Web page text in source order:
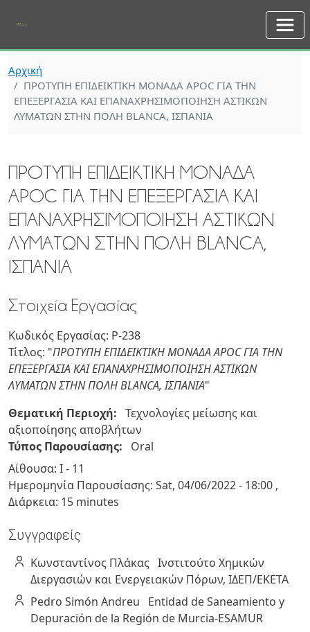
Αρχική
ΠΡΟΤΥΠΗ ΕΠΙΔΕΙΚΤΙΚΗ ΜΟΝΑΔΑ APOC ΓΙΑ ΤΗΝ
ΕΠΕΞΕΡΓΑΣΙΑ ΚΑΙ ΕΠΑΝΑΧΡΗΣΙΜΟΠΟΙΗΣΗ ΑΣΤΙΚΩΝ
ΛΥΜΑΤΩΝ ΣΤΗΝ ΠΟΛΗ BLANCA, ΙΣΠΑΝΙΑ
ΠΡΟΤΥΠΗ ΕΠΙΔΕΙΚΤΙΚΗ ΜΟΝΑΔΑ
APOC ΓΙΑ ΤΗΝ ΕΠΕΞΕΡΓΑΣΙΑ ΚΑΙ
ΕΠΑΝΑΧΡΗΣΙΜΟΠΟΙΗΣΗ ΑΣΤΙΚΩΝ
ΛΥΜΑΤΩΝ ΣΤΗΝ ΠΟΛΗ BLANCA,
ΙΣΠΑΝΙΑ
Στοιχεία Εργασίας
Κωδικός Εργασίας: P-238
Τίτλος: "ΠΡΟΤΥΠΗ ΕΠΙΔΕΙΚΤΙΚΗ ΜΟΝΑΔΑ APOC ΓΙΑ ΤΗΝ
ΕΠΕΞΕΡΓΑΣΙΑ ΚΑΙ ΕΠΑΝΑΧΡΗΣΙΜΟΠΟΙΗΣΗ ΑΣΤΙΚΩΝ
ΛΥΜΑΤΩΝ ΣΤΗΝ ΠΟΛΗ BLANCA, ΙΣΠΑΝΙΑ"
Θεματική Περιοχή: Τεχνολογίες μείωσης και
αξιοποίησης αποβλήτων
Τύπος Παρουσίασης:
Oral
Αίθουσα: Ι - 11
Ημερομηνία Παρουσίασης: Sat, 04/06/2022- 18:00 ,
Διάρκεια: 15 minutes
Συγγραφείς
Κωνσταντίνος Πλάκας Ινστιτούτο Χημικών
Διεργασιών και Ενεργειακών Πόρων, ΙΔΕΠ/EKETA
Pedro Simón Andreu
Entidad de Saneamiento y
Depuración de la Región de Murcia-ESAMUR